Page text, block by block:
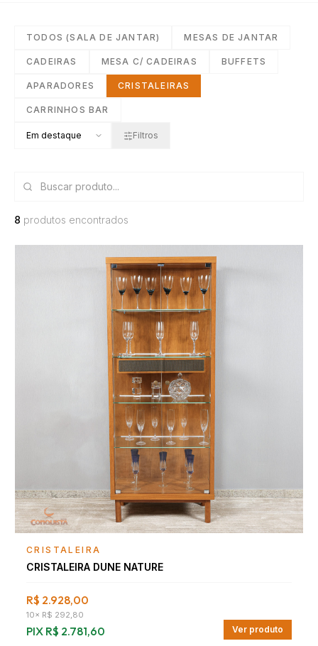
TODOS (SALA DE JANTAR) MESAS DE JANTAR
CADEIRAS MESA C/ CADEIRAS BUFFETS
APARADORES CRISTALEIRAS
CARRINHOS BAR
Filtros
8 produtos encontrados
CRISTALEIRA
CRISTALEIRA DUNE NATURE
R$ 2.928,00
10× R$ 292,80
PIX R$ 2.781,60 Ver produto